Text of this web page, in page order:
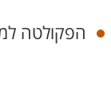
הפקולטה